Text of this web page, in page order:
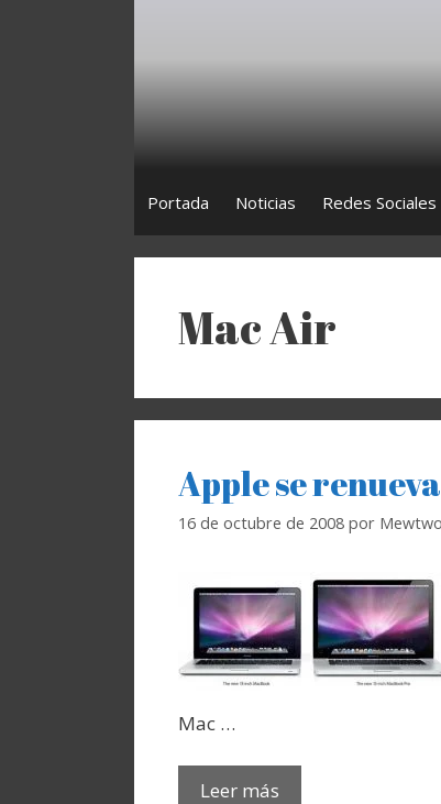
Portada Noticias Redes Sociales
Mac Air
Apple se renueva
16 de octubre de 2008 por
Mac …
Leer más